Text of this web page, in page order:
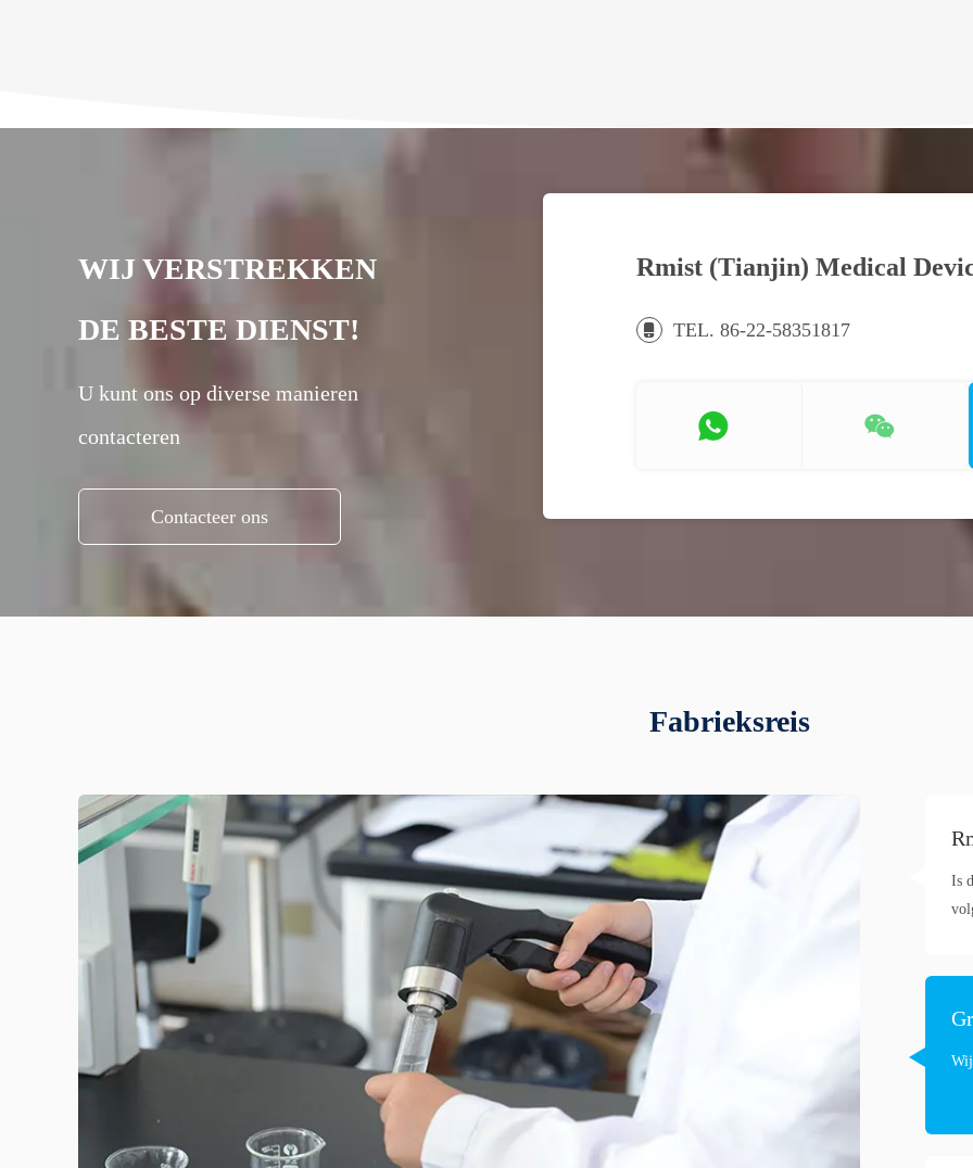
WIJ VERSTREKKEN
DE BESTE DIENST!
U kunt ons op diverse manieren
contacteren
Contacteer ons
Rmist (Tianjin) Medical
TEL. 86-22-58351817
Fabrieksreis
Is